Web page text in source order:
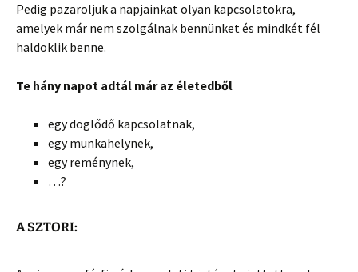
Pedig pazaroljuk a napjainkat olyan kapcsolatokra,
amelyek már nem szolgálnak bennünket és mindkét fél
haldoklik benne.
Te hány napot adtál már az életedből
egy döglődő kapcsolatnak,
egy munkahelynek,
egy reménynek,
…?
A SZTORI: